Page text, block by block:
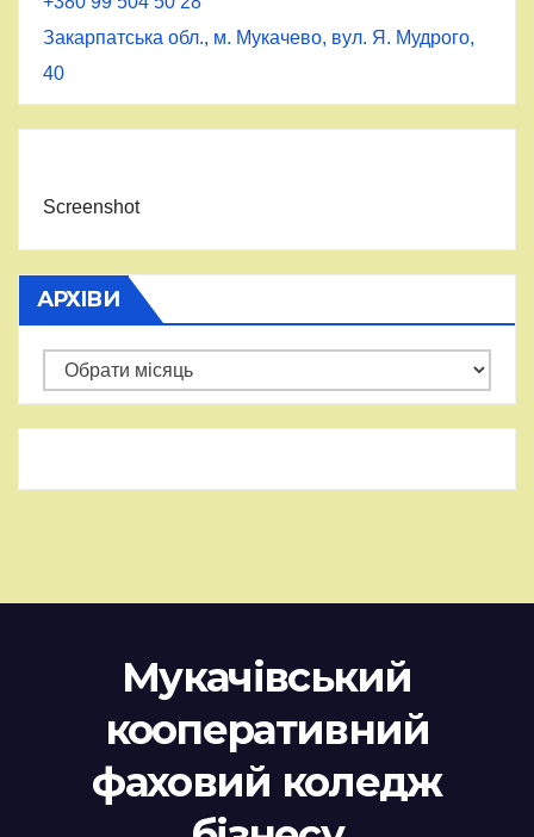
Закарпатська обл., м. Мукачево, вул. Я. Мудрого,
40
Screenshot
АРХІВИ
Архіви
Мукачівський
кооперативний
фаховий коледж